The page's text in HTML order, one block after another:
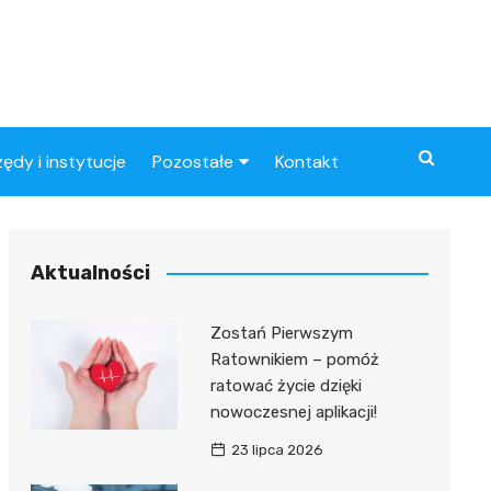
i instytucje Pozostałe Kontakt
Aktualności
Zostań Pierwszym
Ratownikiem – pomóż
ratować życie dzięki
nowoczesnej aplikacji!
23 lipca 2026